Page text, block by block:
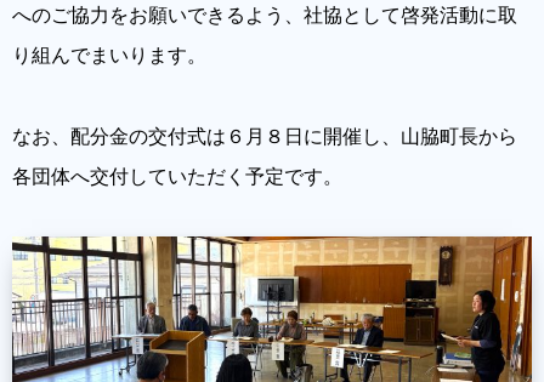
へのご協力をお願いできるよう、社協として啓発活動に取
り組んでまいります。
なお、配分金の交付式は６月８日に開催し、山脇町長から
各団体へ交付していただく予定です。